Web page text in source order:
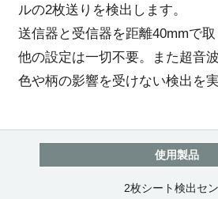
ルの2枚送りを検出します。
送信器と受信器を距離40mmで取
他の設定は一切不要。また超音
色や柄の影響を受けない検出を
使用製品
2枚シート検出セ